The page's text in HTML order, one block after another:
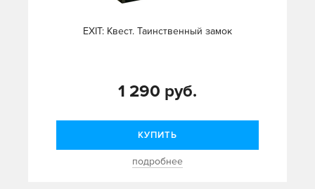
EXIT: Квест. Таинственный замок
1 290 руб.
КУПИТЬ
подробнее